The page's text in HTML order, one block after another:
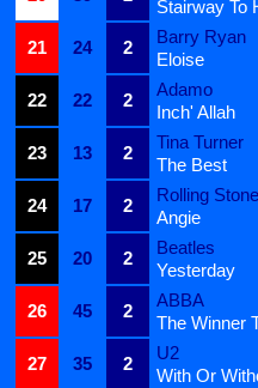
Stairway To
21
24 2
Barry Ryan
Eloise
22
22 2
Adamo
Inch' Allah
23
13 2
Tina Turner
The Best
24
17 2
Rolling
Angie
25
20 2
Beatles
Yesterday
26
45 2
ABBA
The Winner
27
35 2
U2
With Or